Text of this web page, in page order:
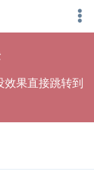
果直接跳转到